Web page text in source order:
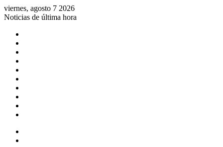
viernes, agosto 7 2026
Noticias de última hora